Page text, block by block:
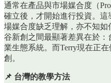
通常在產品與市場媒合度（
確立後，才開始進行投資。
場媒合度缺乏理解，亦不知
谷新創之間最顯著差異在於
業生態系統。而Terry現在正
創。
📌 台灣的教學方法